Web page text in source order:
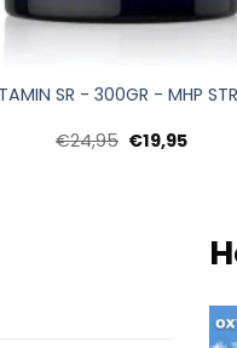
SR - 300GR - MHP
€24,95
Preis
€19,95